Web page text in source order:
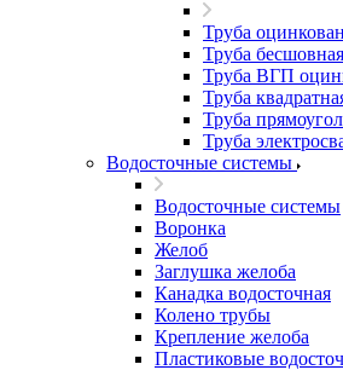
Труба
Труба
Труба ВГП
Труба
Труба
Труба
Водосточные системы
Водосточные системы
Воронка
Желоб
Заглушка желоба
Канадка водосточная
Колено трубы
Крепление желоба
Пластиковые